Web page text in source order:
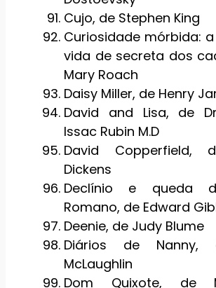
Cujo, de Stephen King
Curiosidade mórbida:
vida de secreta dos
Mary Roach
Daisy Miller, de Henry
David and Lisa, de
Issac Rubin M.D
David Copperfield,
Dickens
Declínio e queda
Romano, de Edward
Deenie, de Judy Blume
Diários de Nanny,
McLaughlin
Dom Quixote, de